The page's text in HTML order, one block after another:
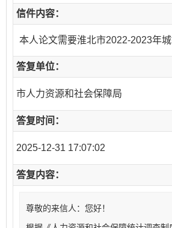
信件内容：
本人论文需要淮北市2022-2023年
答复单位：
市人力资源和社会保障局
答复时间：
2025-12-31 17:07:02
答复内容：
尊敬的来信人：您好！